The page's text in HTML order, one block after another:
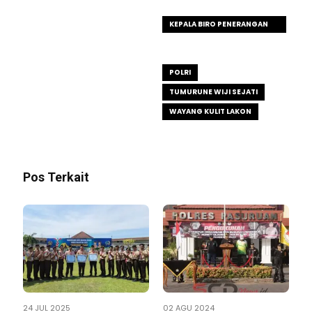
KEPALA BIRO PENERANGAN
POLRI
TUMURUNE WIJI SEJATI
WAYANG KULIT LAKON
Pos Terkait
24 JUL 2025 02 AGU 2024